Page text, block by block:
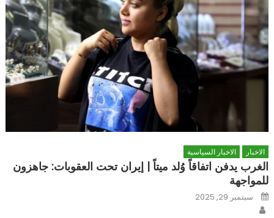
الاخبار الاخبار السياسية
الغرب يدفن اتفاقاً وُلد ميتاً | إيران تحت العقوبات: جاهزون
للمواجهة
Posted
onسبتمبر 29, 2025